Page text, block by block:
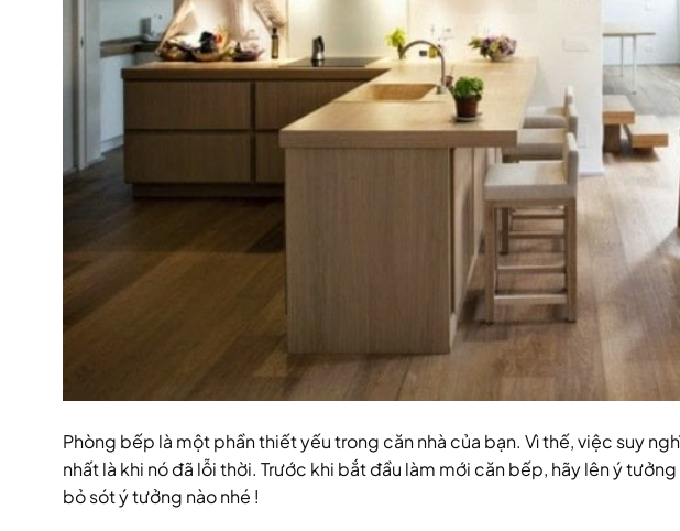
Phòng bếp là một phần thiết yếu trong căn nhà của bạn. Vì thế, việc suy
nhất là khi nó đã lỗi thời. Trước khi bắt đầu làm mới căn bếp, hãy lên ý
bỏ sót ý tưởng nào nhé !